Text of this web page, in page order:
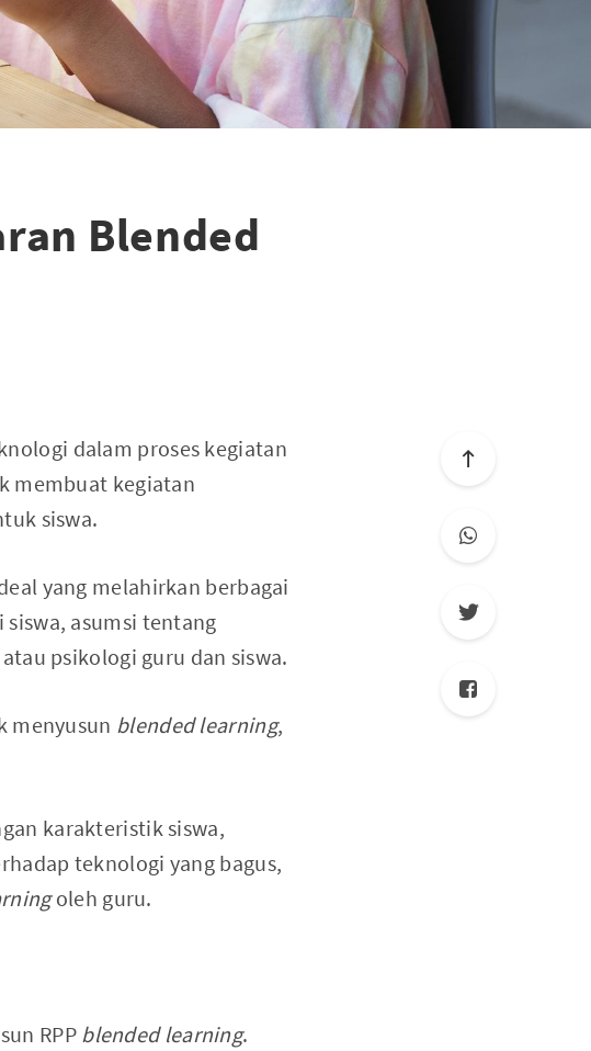
Blended
dalam proses kegiatan
membuat kegiatan
siswa.
yang melahirkan berbagai
asumsi tentang
psikologi guru dan siswa.
menyusun blended learning,
karakteristik siswa,
teknologi yang bagus,
oleh guru.
RPP blended learning.